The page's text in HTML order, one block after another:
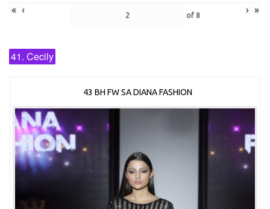
« ‹ of 8 › »
41. Cecily
43 BH FW SA DIANA FASHION